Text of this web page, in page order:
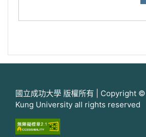
國立成功大學 版權所有 | Copyright
Kung University all rights reserved